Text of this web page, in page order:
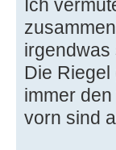
Ich
irgendwas
Die
immer
vorn sind